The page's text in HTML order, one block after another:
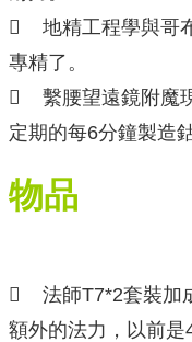
 地精工程學與哥
專精了。
 繫腰望遠鏡附魔
定期的每6分鐘製造
物品
 法師T7*2套裝加
額外的法力，以前是